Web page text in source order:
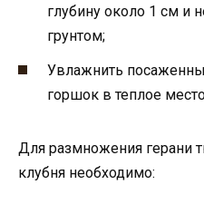
глубину около 1 см и
грунтом;
Увлажнить
горшок в теплое
Для размножения герани
клубня необходимо: